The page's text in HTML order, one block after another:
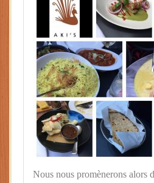
Nous nous promènerons alors